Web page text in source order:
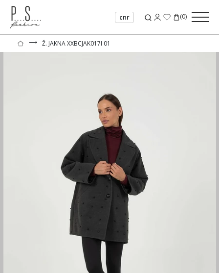
cnr (0)
⟶ Ž. JAKNA XXBCJAK017I 01